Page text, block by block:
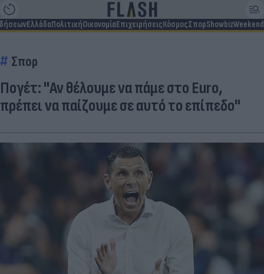
ΕλλάδαΠολιτικήΟικονομίαΕπιχειρήσειςΚόσμοςΣπορShowbizWeekend
Σπορ
Πογέτ: "Αν θέλουμε να πάμε στο Euro,
πρέπει να παίζουμε σε αυτό το επίπεδο"